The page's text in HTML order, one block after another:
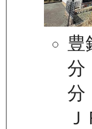
豊
分
分